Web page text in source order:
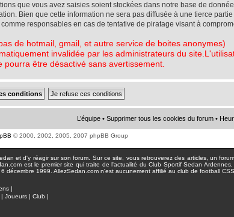
que vous avez saisies soient stockées dans notre base de
Bien que cette information ne sera pas diffusée à une tierce partie
responsables en cas de tentative de piratage visant à
de hotmail, gmail, et autre service de boites anonymes)
invalidée par les administrateurs du
être désactivé sans avertissement.
L’équipe • Supprimer tous les cookies du forum •
© 2000, 2002, 2005, 2007 phpBB Group
et d'y réagir sur son forum. Sur ce site, vous retrouverez des articles, un
est le premier site qui traite de l'actualité du Club Sportif Sedan
décembre 1999. AllezSedan.com n'est aucunement affilié au club de football
|
| Joueurs | Club |